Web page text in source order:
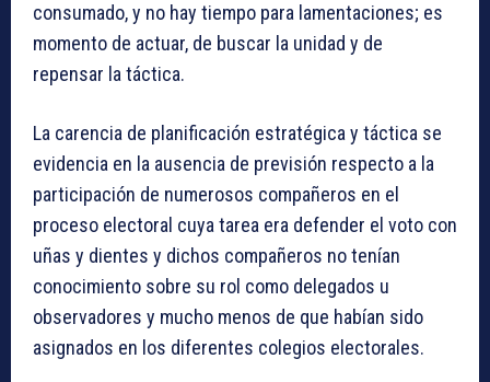
consumado, y no hay tiempo para lamentaciones; es
momento de actuar, de buscar la unidad y de
repensar la táctica.
La carencia de planificación estratégica y táctica se
evidencia en la ausencia de previsión respecto a la
participación de numerosos compañeros en el
proceso electoral cuya tarea era defender el voto con
uñas y dientes y dichos compañeros no tenían
conocimiento sobre su rol como delegados u
observadores y mucho menos de que habían sido
asignados en los diferentes colegios electorales.